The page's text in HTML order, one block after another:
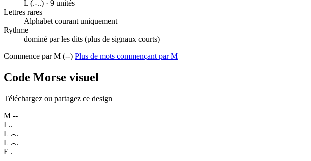
L (.-..) · 9 unités
Lettres rares
Alphabet courant uniquement
Rythme
dominé par les dits (plus de signaux courts)
Commence par M (--) Plus de mots commençant par M
Code Morse visuel
Téléchargez ou partagez ce design
M --
I ..
L .-..
L .-..
E .